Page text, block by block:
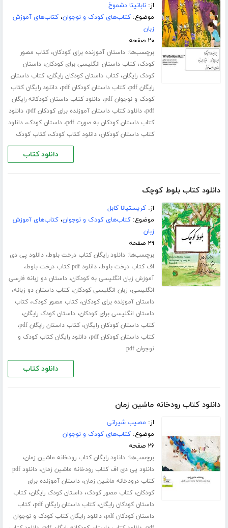
از:نابانیتا دشموخ
موضوع:کتاب‌های کودک و نوجوان،کتاب‌های آموزش
زبان
۲۰ صفحه
برچسب‌ها:داستان آموزنده برای کودکان،کتاب مصور
کودک،کتاب داستان انگلیسی برای کودکان،داستان
کودک رایگان،کتاب داستان کودکان رایگان،کتاب داستان
رایگان pdf
،کتاب داستان کودکان pdf ،دانلود رایگان کتاب
کودک و نوجوان pdf
،دانلود کتاب داستان کودکانه رایگان
pdf،دانلود کتاب داستان آموزنده برای کودکان pdf ،دانلود
کتاب داستان کودکان به صورت pdf
،داستان کودک،دانلود
کتاب داستان کودکان،دانلود کتاب کودک،کتاب کودک
دانلود کتاب
دانلود کتاب بلوط کوچک
از:کریستیانا کابل
موضوع:کتاب‌های کودک و نوجوان،کتاب‌های آموزش
زبان
۲۹ صفحه
برچسب‌ها:دانلود رایگان کتاب درخت بلوط،دانلود پی دی
اف کتاب درخت بلوط،دانلود pdf کتاب درخت بلوط ،
آموزش زبان انگلیسی به کودکان،داستان دو زبانه فارسی
انگلیسی، زبان انگلیسی کودکان،کتاب داستان دو زبانه،
داستان آموزنده برای کودکان،کتاب مصور کودک،کتاب
داستان انگلیسی برای کودکان،داستان کودک رایگان،
کتاب داستان کودکان رایگان،کتاب داستان رایگان pdf ،
کتاب داستان کودکان pdf ،دانلود رایگان کتاب کودک و
نوجوان pdf
دانلود کتاب
دانلود کتاب رودخانه ماشین زمان
از: مصیب شیرانی
موضوع:کتاب‌های کودک و نوجوان
۲۶ صفحه
برچسب‌ها:دانلود رایگان کتاب رودخانه ماشین زمان،
دانلود پی دی اف کتاب رودخانه ماشین زمان،
دانلود pdf
کتاب درودخانه ماشین زمان،داستان آموزنده برای
کودکان،کتاب مصور کودک،داستان کودک رایگان،کتاب
داستان کودکان رایگان،کتاب داستان رایگان pdf ،کتاب
داستان کودکان pdf
،دانلود رایگان کتاب کودک و نوجوان